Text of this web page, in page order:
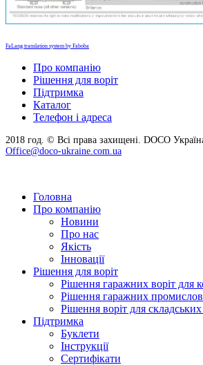
FaLang translation system by Faboba
Про компанію
Рішення для воріт
Підтримка
Каталог
Телефон і адреса
2018 год. © Всі права захищені. DOCO
Office@doco-ukraine.com.ua
Головна
Про компанію
Новини
Про нас
Якість
Інновації
Рішення для воріт
Рішення гаражних воріт для
Рішення гаражних
Рішення воріт для
Підтримка
Буклети
Інструкції
Сертифікати